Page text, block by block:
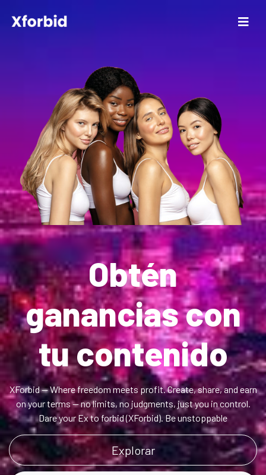
Obtén
ganancias con
tu contenido
XForbid — Where freedom meets profit. Create, share, and earn
on your terms — no limits, no judgments, just you in control.
Dare your Ex to forbid (XForbid). Be unstoppable
Explorar